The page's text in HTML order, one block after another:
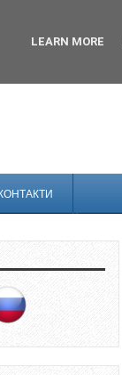
LEARN MORE